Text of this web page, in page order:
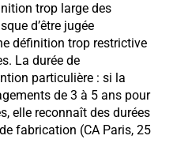
trop large des
d’être jugée
définition trop restrictive
La durée de
particulière : si la
de 3 à 5 ans pour
elle reconnaît des durées
fabrication (CA Paris, 25